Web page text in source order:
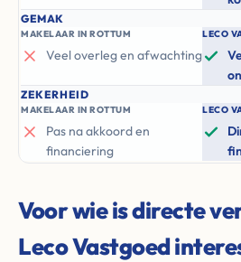
GEMAK
MAKELAAR IN ROTTUM
Veel overleg en afwachting
LECO
ZEKERHEID
MAKELAAR IN ROTTUM
Pas na akkoord en
financiering
LECO
Voor wie is directe
Leco Vastgoed